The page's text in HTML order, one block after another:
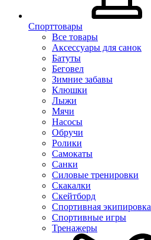
Спорттовары
Все товары
Аксессуары для санок
Батуты
Беговел
Зимние забавы
Клюшки
Лыжи
Мячи
Насосы
Обручи
Ролики
Самокаты
Санки
Силовые тренировки
Скакалки
Скейтборд
Спортивная экипировка
Спортивные игры
Тренажеры